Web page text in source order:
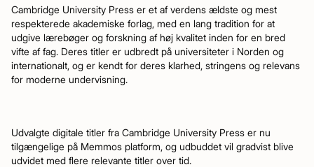
Cambridge University Press er et af verdens ældste og mest
respekterede akademiske forlag, med en lang tradition for at
udgive lærebøger og forskning af høj kvalitet inden for en bred
vifte af fag. Deres titler er udbredt på universiteter i Norden og
internationalt, og er kendt for deres klarhed, stringens og relevans
for moderne undervisning.
Udvalgte digitale titler fra Cambridge University Press er nu
tilgængelige på Memmos platform, og udbuddet vil gradvist blive
udvidet med flere relevante titler over tid.